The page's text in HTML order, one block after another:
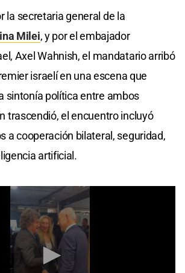
la secretaria general de la
Milei, y por el embajador
Axel Wahnish, el mandatario arribó
israelí en una escena que
sintonía política entre ambos
trascendió, el encuentro incluyó
a cooperación bilateral, seguridad,
artificial.